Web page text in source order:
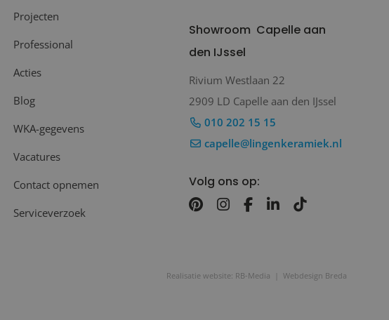
Projecten
Professional
Acties
Blog
WKA-gegevens
Vacatures
Contact opnemen
Serviceverzoek
Showroom Capelle aan
den IJssel
Rivium Westlaan 22
2909 LD Capelle aan den IJssel
010 202 15 15
capelle@lingenkeramiek.nl
Volg ons op:
Realisatie website: RB-Media Webdesign Breda